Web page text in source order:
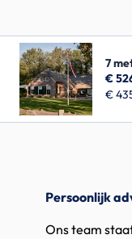
€
€
Persoonlijk
Ons team